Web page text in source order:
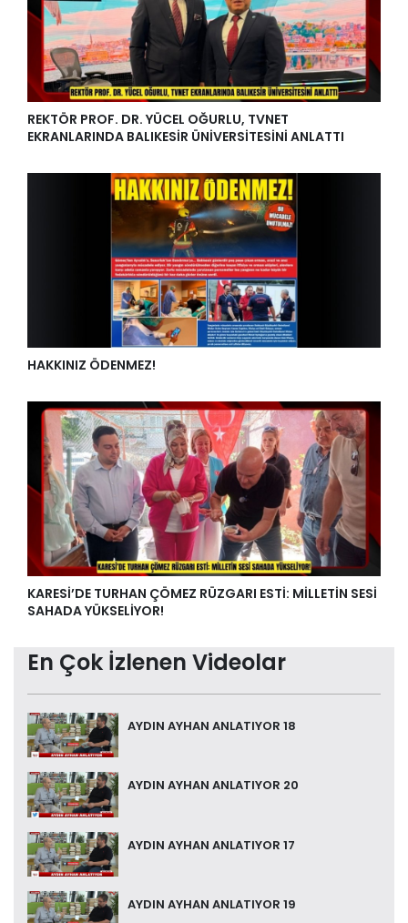
REKTÖR PROF. DR. YÜCEL OĞURLU, TVNET
EKRANLARINDA BALIKESİR ÜNİVERSİTESİNİ ANLATTI
HAKKINIZ ÖDENMEZ!
KARESİ’DE TURHAN ÇÖMEZ RÜZGARI ESTİ: MİLLETİN SESİ
SAHADA YÜKSELİYOR!
En Çok İzlenen Videolar
AYDIN AYHAN ANLATIYOR 18
AYDIN AYHAN ANLATIYOR 20
AYDIN AYHAN ANLATIYOR 17
AYDIN AYHAN ANLATIYOR 19